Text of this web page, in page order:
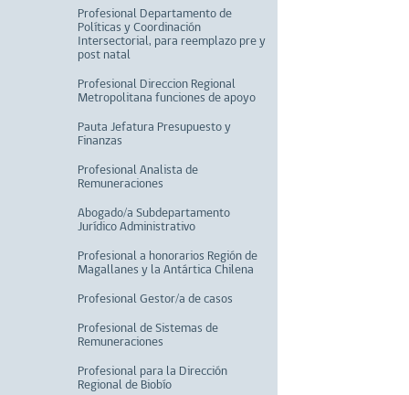
Profesional Departamento de
Políticas y Coordinación
Intersectorial, para reemplazo pre y
post natal
Profesional Direccion Regional
Metropolitana funciones de apoyo
Pauta Jefatura Presupuesto y
Finanzas
Profesional Analista de
Remuneraciones
Abogado/a Subdepartamento
Jurídico Administrativo
Profesional a honorarios Región de
Magallanes y la Antártica Chilena
Profesional Gestor/a de casos
Profesional de Sistemas de
Remuneraciones
Profesional para la Dirección
Regional de Biobío